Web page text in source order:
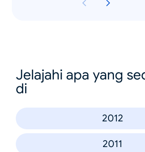
Jelajahi apa yang
di
2012
2011